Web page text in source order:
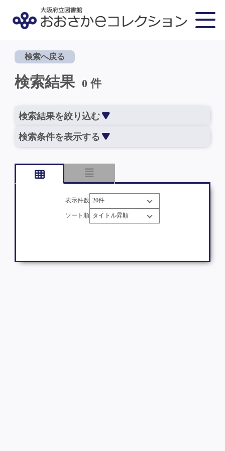
検索へ戻る
検索結果 0 件
検索結果を絞り込む
検索条件を表示する
表示件数
ソート順